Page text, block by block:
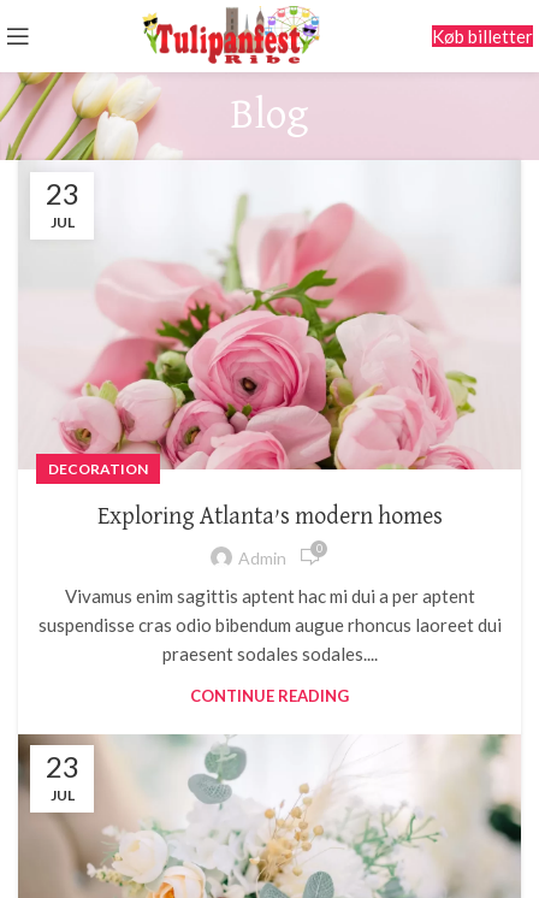
Køb billetter
Blog
23
JUL
DECORATION
Exploring Atlanta’s modern homes
Admin 0
Vivamus enim sagittis aptent hac mi dui a per aptent
suspendisse cras odio bibendum augue rhoncus laoreet dui
praesent sodales sodales....
CONTINUE READING
23
JUL